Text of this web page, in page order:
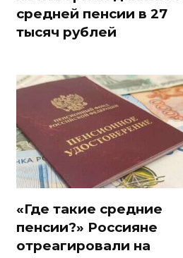
средней пенсии в 27
тысяч рублей
«Где такие средние
пенсии?» Россияне
отреагировали на